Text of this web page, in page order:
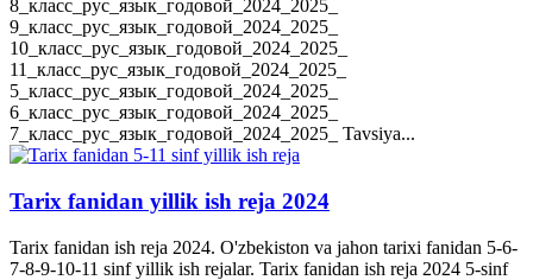
8_класс_рус_язык_годовой_2024_2025_
9_класс_рус_язык_годовой_2024_2025_
10_класс_рус_язык_годовой_2024_2025_
11_класс_рус_язык_годовой_2024_2025_
5_класс_рус_язык_годовой_2024_2025_
6_класс_рус_язык_годовой_2024_2025_
7_класс_рус_язык_годовой_2024_2025_ Tavsiya...
Tarix fanidan yillik ish reja 2024
Tarix fanidan ish reja 2024. O'zbekiston va jahon tarixi fanidan 5-6-
7-8-9-10-11 sinf yillik ish rejalar. Tarix fanidan ish reja 2024 5-sinf